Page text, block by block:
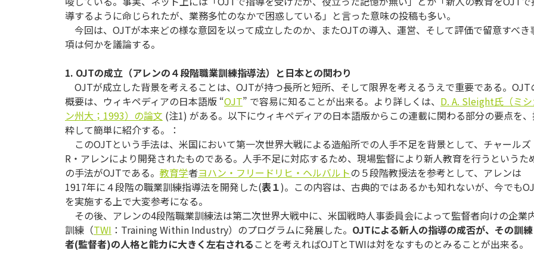
導するように命じられたが、業務多忙のなかで困惑している」と言った意味の投稿も多い。
今回は、OJTが本来どの様な意図を以って成立したのか、またOJTの導入、運営、そして評価で留意すべき
項は何かを議論する。
1. OJTの成立（アレンの４段階職業訓練指導法）と日本との関わり
OJTが成立した背景を考えることは、OJTが持つ長所と短所、そして限界を考えるうえで重要である。OJT
概要は、ウィキペディアの日本語版 “OJT” で容易に知ることが出来る。より詳しくは、 D. A. Sleight氏（ミ
ン州大；1993）の論文 (注1) がある。以下にウィキペディアの日本語版からこの連載に関わる部分の要点を
粋して簡単に紹介する。：
このOJTという手法は、米国において第一次世界大戦による造船所での人手不足を背景として、チャールズ
R・アレンにより開発されたものである。人手不足に対応するため、現場監督により新人教育を行うというた
の手法がOJTである。 教育学者ヨハン・フリードリヒ・ヘルバルトの５段階教授法を参考として、アレンは
1917年に４段階の職業訓練指導法を開発した(表１)。この内容は、古典的ではあるかも知れないが、今でも
を実施する上で大変参考になる。
その後、アレンの4段階職業訓練法は第二次世界大戦中に、米国戦時人事委員会によって監督者向けの企業
訓練（TWI ：Training Within Industry）のプログラムに発展した。 OJTによる新人の指導の成否が、その訓練
者(監督者)の人格と能力に大きく左右される ことを考えればOJTとTWIは対をなすものとみることが出来る。